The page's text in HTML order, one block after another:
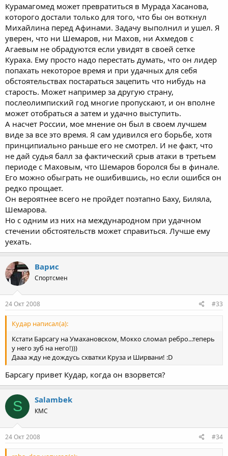
Курамагомед может превратиться в Мурада Хасанова,
которого достали только для того, что бы он воткнул
Михайлина перед Афинами. Задачу выполнил и ушел. Я
уверен, что ни Шемаров, ни Махов, ни Ахмедов с
Агаевым не обрадуются если увидят в своей сетке
Кураха. Ему просто надо перестать думать, что он лидер
попахать некоторое время и при удачных для себя
обстоятельствах постараться зацепить что нибудь на
старость. Может например за другую страну,
послеолимпиский год многие пропускают, и он вполне
может отобраться а затем и удачно выступить.
А насчет России, мое мнение он был в своем лучшем
виде за все это время. Я сам удивился его борьбе, хотя
принципиально раньше его не смотрел. И не факт, что
не дай судья балл за фактический срыв атаки в третьем
периоде с Маховым, что Шемаров боролся бы в финале.
Его можно обыграть не ошибившись, но если ошибся он
редко прощает.
Он вероятнее всего не пройдет поэтапно Баху, Биляла,
Шемарова.
Но с одним из них на международном при удачном
стечении обстоятельств может справиться. Лучше ему
уехать.
Варис
Спортсмен
24 Окт 2008 #33
Кудар написал(а):
Кстати Барсагу на Умахановском, Мокко сломал ребро...теперь
у него зуб на него!)))
Дааа жду не дождусь схватки Круза и Ширвани! :D
Барсагу привет Кудар, когда он взорвется?
S Salambek
КМС
24 Окт 2008 #34